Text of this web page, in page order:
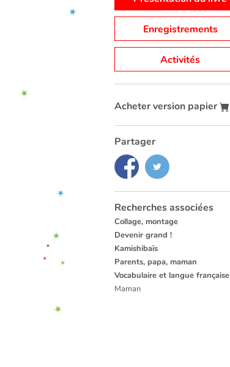
Enregistrements
Activités
Acheter version papier
Partager
Recherches associées
Collage, montage
Devenir grand !
Kamishibaïs
Parents, papa, maman
Vocabulaire et langue française
Maman